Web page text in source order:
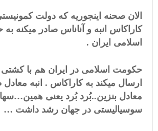
الان صحنه اینجوریه که دولت
کاراکاس انبه و آناناس صادر میکنه
اسلامی ایران .
حکومت اسلامی در ایران هم با کشتی
ارسال میکند به کاراکاس . انبه معادل
معادل بنزین..بُرد بُرد یعنی
سوسیالیستی در جهان رشد داشت …